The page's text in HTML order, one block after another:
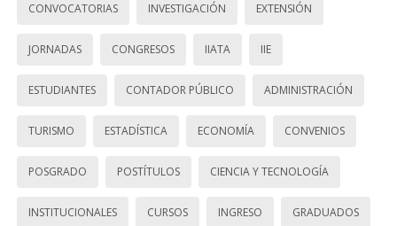
CONVOCATORIAS INVESTIGACIÓN EXTENSIÓN
JORNADAS CONGRESOS IIATA IIE
ESTUDIANTES CONTADOR PÚBLICO ADMINISTRACIÓN
TURISMO ESTADÍSTICA ECONOMÍA CONVENIOS
POSGRADO POSTÍTULOS CIENCIA Y TECNOLOGÍA
INSTITUCIONALES CURSOS INGRESO GRADUADOS